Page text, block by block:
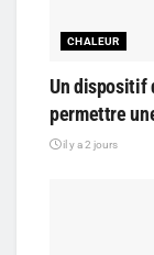
CHALEUR
Un dispositif
permettre
il y a 2 jours